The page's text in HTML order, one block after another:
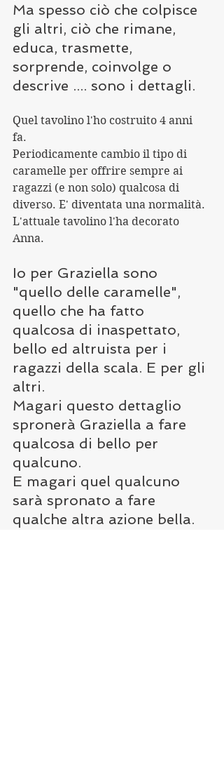
Ma spesso ciò che colpisce
gli altri, ciò che rimane,
educa, trasmette,
sorprende, coinvolge o
descrive .... sono i dettagli.
Quel tavolino l'ho costruito 4 anni
fa.
Periodicamente cambio il tipo di
caramelle per offrire sempre ai
ragazzi (e non solo) qualcosa di
diverso. E' diventata una normalità.
L'attuale tavolino l'ha decorato
Anna.
Io per Graziella sono
"quello delle caramelle",
quello che ha fatto
qualcosa di inaspettato,
bello ed altruista per i
ragazzi della scala. E per gli
altri.
Magari questo dettaglio
spronerà Graziella a fare
qualcosa di bello per
qualcuno.
E magari quel qualcuno
sarà spronato a fare
qualche altra azione bella.